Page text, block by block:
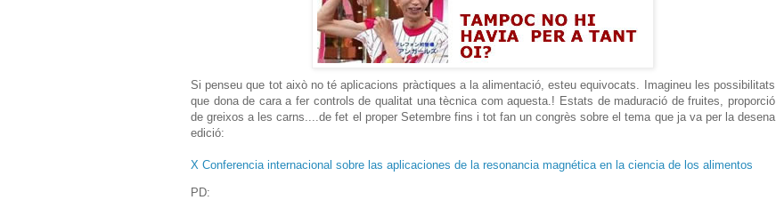
Si penseu que tot això no té aplicacions pràctiques a la alimentació, esteu equivocats. Imagineu les possibilitats
que dona de cara a fer controls de qualitat una tècnica com aquesta.! Estats de maduració de fruites, proporció
de greixos a les carns....de fet el proper Setembre fins i tot fan un congrès sobre el tema que ja va per la desena
edició:
X Conferencia internacional sobre las aplicaciones de la resonancia magnética en la ciencia de los alimentos
PD: